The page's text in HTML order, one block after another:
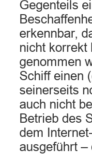
Gegenteils
erkennbar,
nicht korrekt
genommen
Schiff einen
seinerseits
auch nicht
Betrieb des
dem
ausgeführt